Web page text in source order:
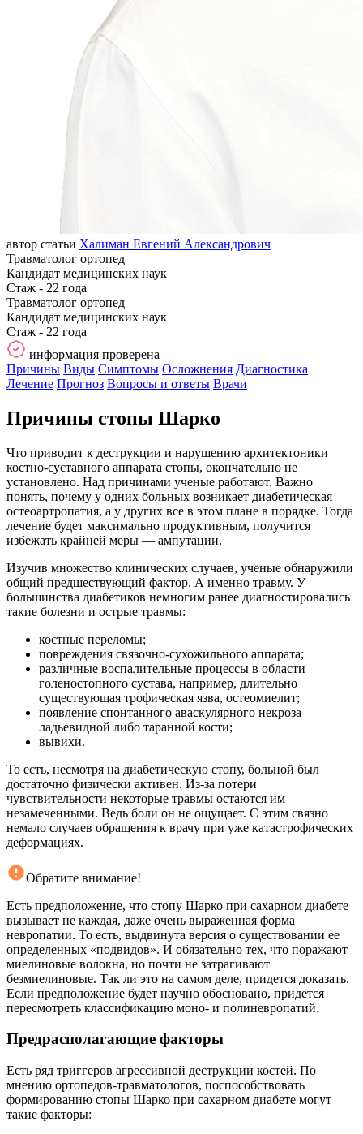
автор статьи Халиман Евгений Александрович
Травматолог ортопед
Кандидат медицинских наук
Стаж - 22 года
Травматолог ортопед
Кандидат медицинских наук
Стаж - 22 года
информация проверена
Причины Виды Симптомы Осложнения Диагностика
Лечение Прогноз Вопросы и ответы Врачи
Причины стопы Шарко
Что приводит к деструкции и нарушению архитектоники
костно-суставного аппарата стопы, окончательно не
установлено. Над причинами ученые работают. Важно
понять, почему у одних больных возникает диабетическая
остеоартропатия, а у других все в этом плане в порядке. Тогда
лечение будет максимально продуктивным, получится
избежать крайней меры — ампутации.
Изучив множество клинических случаев, ученые обнаружили
общий предшествующий фактор. А именно травму. У
большинства диабетиков немногим ранее диагностировались
такие болезни и острые травмы:
костные переломы;
повреждения связочно-сухожильного аппарата;
различные воспалительные процессы в области
голеностопного сустава, например, длительно
существующая трофическая язва, остеомиелит;
появление спонтанного аваскулярного некроза
ладьевидной либо таранной кости;
вывихи.
То есть, несмотря на диабетическую стопу, больной был
достаточно физически активен. Из-за потери
чувствительности некоторые травмы остаются им
незамеченными. Ведь боли он не ощущает. С этим связно
немало случаев обращения к врачу при уже катастрофических
деформациях.
Обратите внимание!
Есть предположение, что стопу Шарко при сахарном диабете
вызывает не каждая, даже очень выраженная форма
невропатии. То есть, выдвинута версия о существовании ее
определенных «подвидов». И обязательно тех, что поражают
миелиновые волокна, но почти не затрагивают
безмиелиновые. Так ли это на самом деле, придется доказать.
Если предположение будет научно обосновано, придется
пересмотреть классификацию моно- и полиневропатий.
Предрасполагающие факторы
Есть ряд триггеров агрессивной деструкции костей. По
мнению ортопедов-травматологов, поспособствовать
формированию стопы Шарко при сахарном диабете могут
такие факторы: